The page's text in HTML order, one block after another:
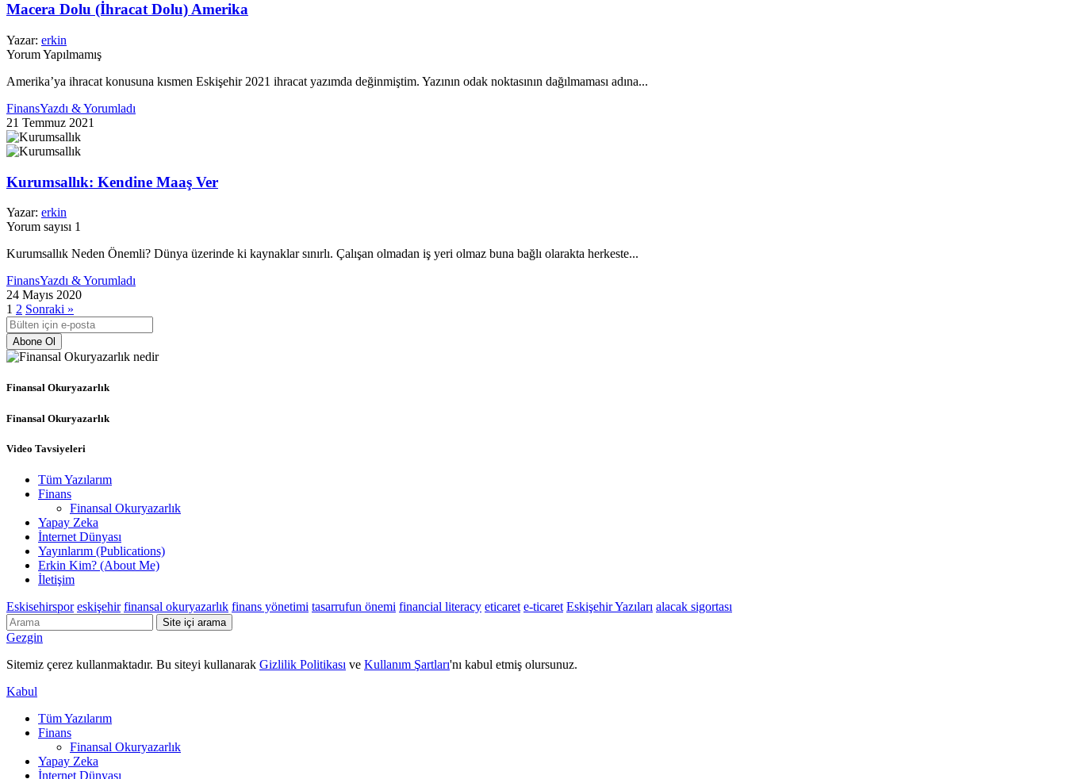
Macera Dolu (İhracat Dolu) Amerika
Yazar: erkin
Yorum Yapılmamış
Amerika’ya ihracat konusuna kısmen Eskişehir 2021 ihracat yazımda değinmiştim. Yazının odak noktasının dağılmaması adına...
FinansYazdı & Yorumladı
21 Temmuz 2021
Kurumsallık: Kendine Maaş Ver
Yazar: erkin
Yorum sayısı 1
Kurumsallık Neden Önemli? Dünya üzerinde ki kaynaklar sınırlı. Çalışan olmadan iş yeri olmaz buna bağlı olarakta herkeste...
FinansYazdı & Yorumladı
24 Mayıs 2020
1 2 Sonraki »
Abone Ol
Finansal Okuryazarlık
Finansal Okuryazarlık
Video Tavsiyeleri
Tüm Yazılarım
Finans
Finansal Okuryazarlık
Yapay Zeka
İnternet Dünyası
Yayınlarım (Publications)
Erkin Kim? (About Me)
İletişim
Eskisehirspor eskişehir finansal okuryazarlık finans yönetimi tasarrufun önemi financial literacy eticaret e-ticaret Eskişehir Yazıları alacak sigortası
Site içi arama
Gezgin
Sitemiz çerez kullanmaktadır. Bu siteyi kullanarak Gizlilik Politikası ve Kullanım Şartları'nı kabul etmiş olursunuz.
Kabul
Tüm Yazılarım
Finans
Finansal Okuryazarlık
Yapay Zeka
İnternet Dünyası